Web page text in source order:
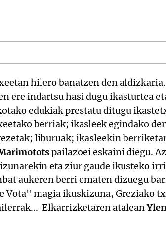
hilero banatzen den
ere indartsu hasi dugu ikasturtea
edukiak prestatu ditugu
berriak; ikasleek egindako
liburuak; ikasleekin
pailazoei eskaini diegu.
eta ziur gaude ikusteko
aukeren berri ematen dizuegu
magia ikuskizuna, Greziako
Elkarrizketaren atalean